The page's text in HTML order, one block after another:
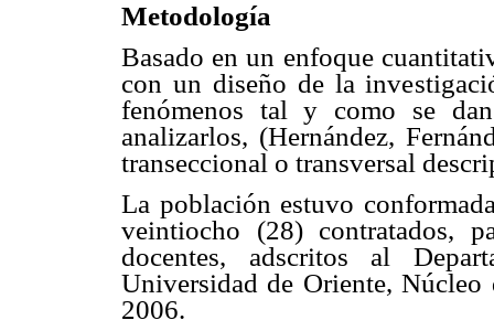
Metodología
Basado en un enfoque
con un diseño de la
fenómenos tal y como se
analizarlos, (Hernández,
transeccional o transversal
La población estuvo
veintiocho (28) contratados,
docentes, adscritos al
Universidad de Oriente, Núcleo
2006.